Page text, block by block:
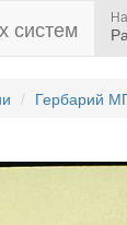
систем
Гербарий